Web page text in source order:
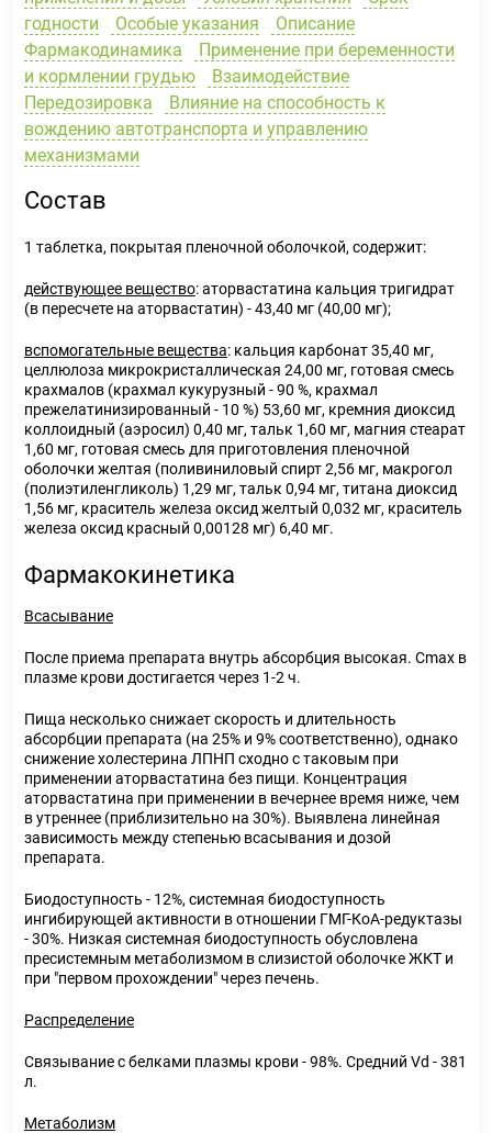
годности
Особые указания
Описание
Фармакодинамика
Применение при беременности
и кормлении грудью
Взаимодействие
Передозировка
Влияние на способность к
вождению автотранспорта и управлению
механизмами
Состав
1 таблетка, покрытая пленочной оболочкой, содержит:
действующее вещество: аторвастатина кальция тригидрат
(в пересчете на аторвастатин) - 43,40 мг (40,00 мг);
вспомогательные вещества: кальция карбонат 35,40 мг,
целлюлоза микрокристаллическая 24,00 мг, готовая смесь
крахмалов (крахмал кукурузный - 90 %, крахмал
прежелатинизированный - 10 %) 53,60 мг, кремния диоксид
коллоидный (аэросил) 0,40 мг, тальк 1,60 мг, магния стеарат
1,60 мг, готовая смесь для приготовления пленочной
оболочки желтая (поливиниловый спирт 2,56 мг, макрогол
(полиэтиленгликоль) 1,29 мг, тальк 0,94 мг, титана диоксид
1,56 мг, краситель железа оксид желтый 0,032 мг, краситель
железа оксид красный 0,00128 мг) 6,40 мг.
Фармакокинетика
Всасывание
После приема препарата внутрь абсорбция высокая. Cmax в
плазме крови достигается через 1-2 ч.
Пища несколько снижает скорость и длительность
абсорбции препарата (на 25% и 9% соответственно), однако
снижение холестерина ЛПНП сходно с таковым при
применении аторвастатина без пищи. Концентрация
аторвастатина при применении в вечернее время ниже, чем
в утреннее (приблизительно на 30%). Выявлена линейная
зависимость между степенью всасывания и дозой
препарата.
Биодоступность - 12%, системная биодоступность
ингибирующей активности в отношении ГМГ-КоА-редуктазы
- 30%. Низкая системная биодоступность обусловлена
пресистемным метаболизмом в слизистой оболочке ЖКТ и
при "первом прохождении" через печень.
Распределение
Связывание с белками плазмы крови - 98%. Средний Vd - 381
л.
Метаболизм